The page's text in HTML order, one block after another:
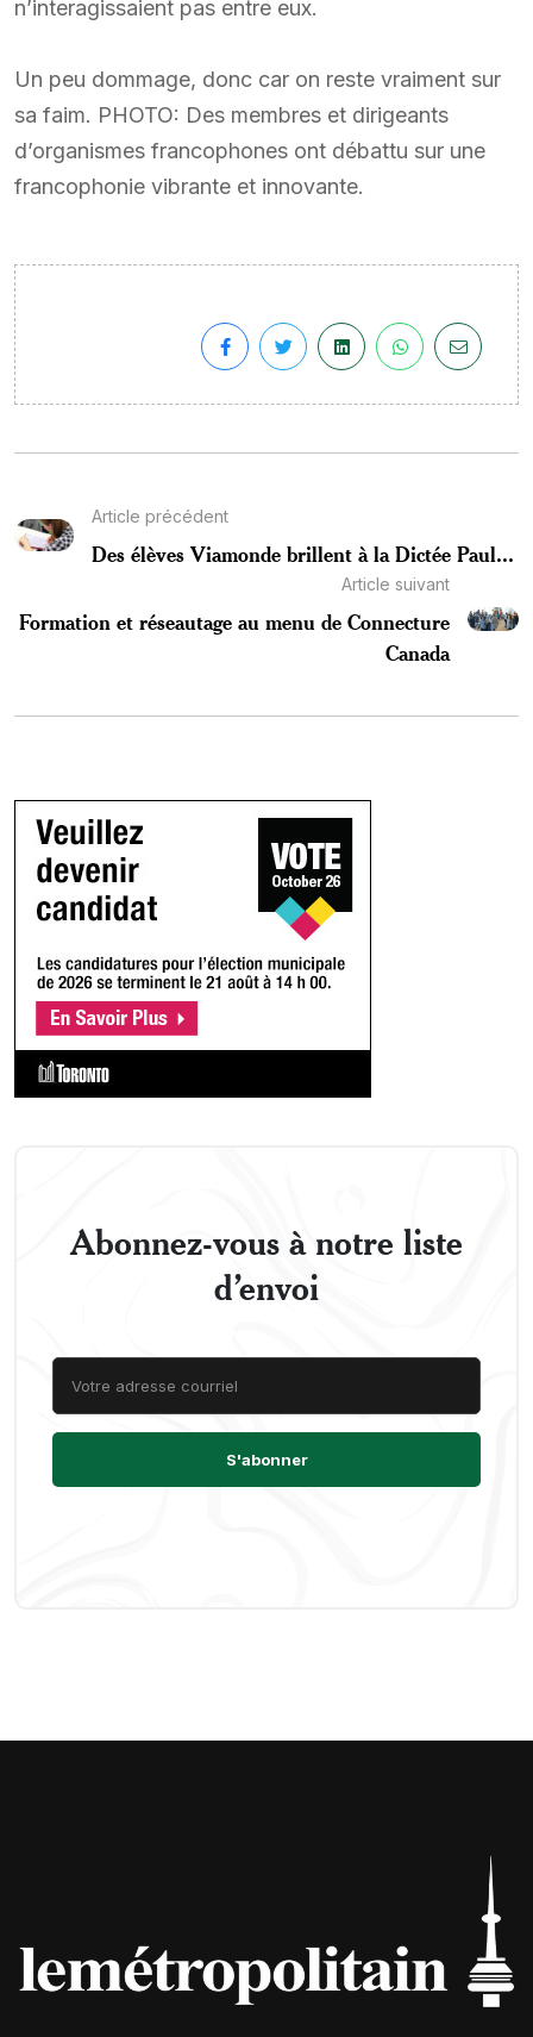
n’interagissaient pas entre eux.
Un peu dommage, donc car on reste vraiment sur
sa faim. PHOTO: Des membres et dirigeants
d’organismes francophones ont débattu sur une
francophonie vibrante et innovante.
Article précédent
Des élèves Viamonde brillent à la Dictée Paul...
Article suivant
Formation et réseautage au menu de Connecture
Canada
Abonnez-vous à notre liste
d’envoi